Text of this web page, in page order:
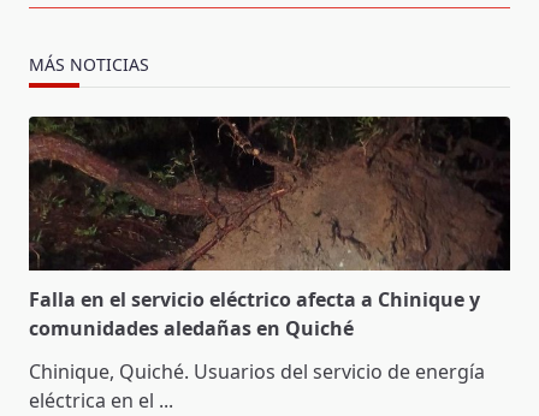
MÁS NOTICIAS
Falla en el servicio eléctrico afecta a Chinique y
comunidades aledañas en Quiché
Chinique, Quiché. Usuarios del servicio de energía
eléctrica en el ...